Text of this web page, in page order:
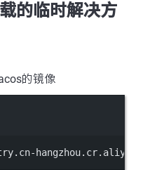
的临时解决方
的镜像